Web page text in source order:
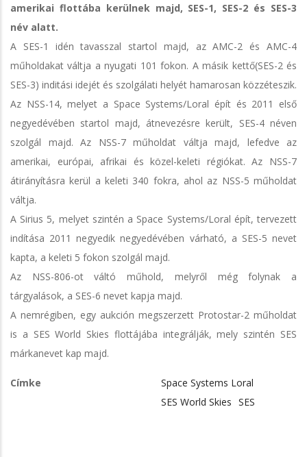
amerikai flottába kerülnek majd, SES-1, SES-2 és SES-3
név alatt.
A SES-1 idén tavasszal startol majd, az AMC-2 és AMC-4
műholdakat váltja a nyugati 101 fokon. A másik kettő(SES-2 és
SES-3) inditási idejét és szolgálati helyét hamarosan közzéteszik.
Az NSS-14, melyet a Space Systems/Loral épít és 2011 első
negyedévében startol majd, átnevezésre került, SES-4 néven
szolgál majd. Az NSS-7 műholdat váltja majd, lefedve az
amerikai, európai, afrikai és közel-keleti régiókat. Az NSS-7
átirányításra kerül a keleti 340 fokra, ahol az NSS-5 műholdat
váltja.
A Sirius 5, melyet szintén a Space Systems/Loral épít, tervezett
indítása 2011 negyedik negyedévében várható, a SES-5 nevet
kapta, a keleti 5 fokon szolgál majd.
Az NSS-806-ot váltó műhold, melyről még folynak a
tárgyalások, a SES-6 nevet kapja majd.
A nemrégiben, egy aukción megszerzett Protostar-2 műholdat
is a SES World Skies flottájába integrálják, mely szintén SES
márkanevet kap majd.
Címke
Space Systems Loral
SES World Skies SES